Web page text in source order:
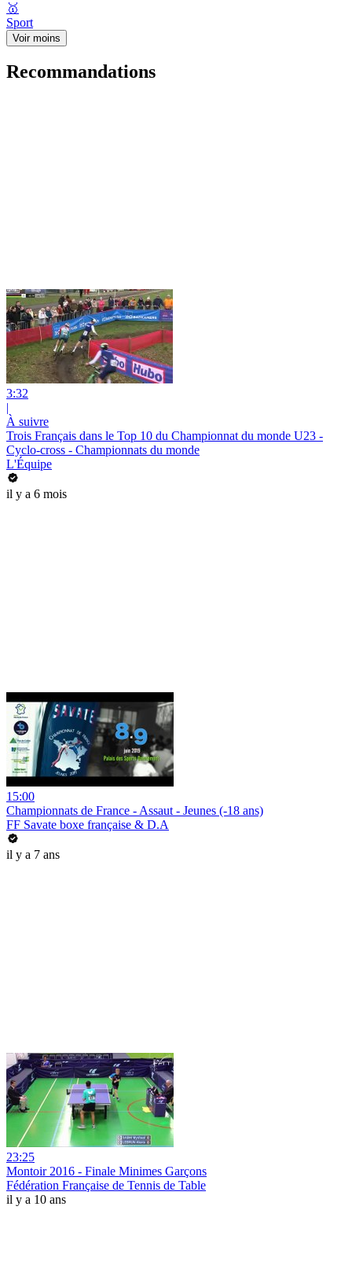
🥇
Sport
Voir moins
Recommandations
3:32
|
À suivre
Trois Français dans le Top 10 du Championnat du monde U23 -
Cyclo-cross - Championnats du monde
L'Équipe
il y a 6 mois
15:00
Championnats de France - Assaut - Jeunes (-18 ans)
FF Savate boxe française & D.A
il y a 7 ans
23:25
Montoir 2016 - Finale Minimes Garçons
Fédération Française de Tennis de Table
il y a 10 ans